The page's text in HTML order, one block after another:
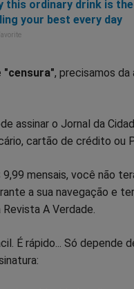
"censura", precisamos da
assinar o Jornal da
cartão de crédito ou
9,99 mensais, você não
a sua navegação e
A Verdade.
É rápido... Só depende